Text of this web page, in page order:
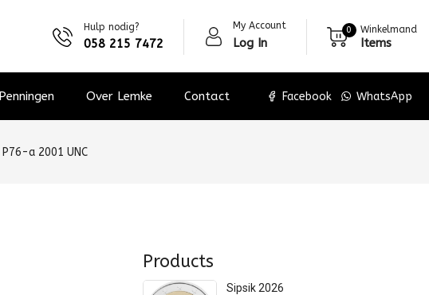
Hulp nodig?
058 215 7472
My Account
Log In
0 Winkelmand
Items
Penningen Over Lemke Contact Facebook WhatsApp
a 2001 UNC
Products
Sipsik 2026